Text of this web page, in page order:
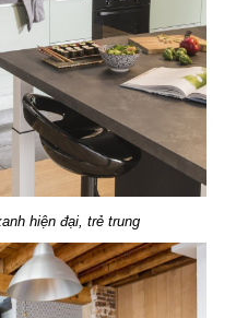
hiện đại, trẻ trung